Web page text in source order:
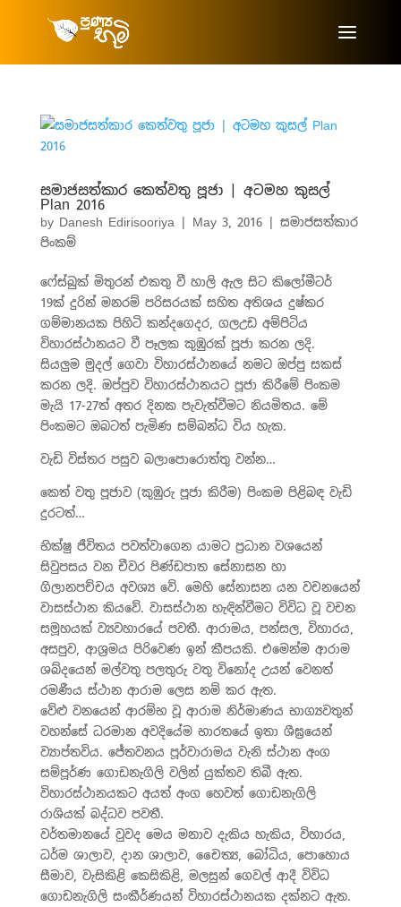
සමාජසත්කාර කෙත්වතු පූජා | අටමහ කුසල්
Plan 2016
by Danesh Edirisooriya| May 3, 2016| සමාජසත්කාර
පිංකම්
ෆේස්බුක් මිතුරන් එකතු වී හාලි ඇල සිට කිලෝමීටර්
19ක් දුරින් මනරම් පරිසරයක් සහිත අතිශය දුෂ්කර
ගම්මානයක පිහිටි කන්දගෙදර, ගලඋඩ අම්පිටිය
විහාරස්ථානයට වී පෑලක කුඹුරක් පූජා කරන ලදි.
සියලුම මුදල් ගෙවා විහාරස්ථානයේ නමට ඔප්පු සකස්
කරන ලදි. ඔප්පුව විහාරස්ථානයට පූජා කිරීමේ පිංකම
මැයි 17-27ත් අතර දිනක පැවැත්වීමට නියමිතය. මේ
පිංකමට ඔබටත් පැමිණ සම්බන්ධ විය හැක.
වැඩි විස්තර පසුව බලාපොරොත්තු වන්න…
කෙත් වතු පූජාව (කුඹුරු පූජා කිරීම) පිංකම පිළිබඳ වැඩි
දුරටත්…
භික්ෂු ජීවිතය පවත්වාගෙන යාමට ප්‍රධාන වශයෙන්
සිවුපසය වන චීවර පිණ්ඩපාත සේනාසන හා
ගිලානපච්චය අවශ්‍ය වේ. මෙහි සේනාසන යන වචනයෙන්
වාසස්ථාන කියවේ. වාසස්ථාන හැඳින්වීමට විවිධ වූ වචන
සමූහයක් ව්‍යවහාරයේ පවතී. ආරාමය, පන්සල, විහාරය,
අසපුව, ආශ්‍රමය පිරිවෙණ ඉන් කීපයකි. එමෙන්ම ආරාම
ශබ්දයෙන් මල්වතු පලතුරු වතු විනෝද උයන් වෙනත්
රමණීය ස්ථාන ආරාම ලෙස නම් කර ඇත.
වේළු වනයෙන් ආරම්භ වූ ආරාම නිර්මාණය භාග්‍යවතුන්
වහන්සේ ධරමාන අවදියේම භාරතයේ ඉතා ශීඝ්‍රයෙන්
ව්‍යාප්තවිය. ජේතවනය පූර්වාරාමය වැනි ස්ථාන අංග
සම්පූර්ණ ගොඩනැගිලි වලින් යුක්තව තිබී ඇත.
විහාරස්ථානයකට අයත් අංග හෙවත් ගොඩනැගිලි
රාශියක් බද්ධව පවතී.
වර්තමානයේ වුවද මෙය මනාව දැකිය හැකිය, විහාරය,
ධර්ම ශාලාව, දාන ශාලාව, චෛත්‍ය, බෝධිය, පොහොය
සීමාව, වැසිකිළි කෙසිකිළි, මලසුන් ගෙවල් ආදී විවිධ
ගොඩනැගිලි සංකීර්ණයන් විහාරස්ථානයක දක්නට ඇත.